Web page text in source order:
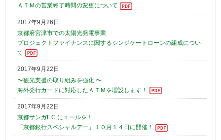
ＡＴＭの営業終了時間の変更について
2017年9月26日
京都府宮津市での太陽光発電事業
プロジェクトファイナンスに関するシンジケートローンの組成につい
て
2017年9月22日
〜観光支援の取り組みを強化 〜
海外発行カードに対応したＡＴＭを増設します！
2017年9月22日
京都サンガF.C.にエールを！
「京都銀行スペシャルデー」１０月１４日に開催！